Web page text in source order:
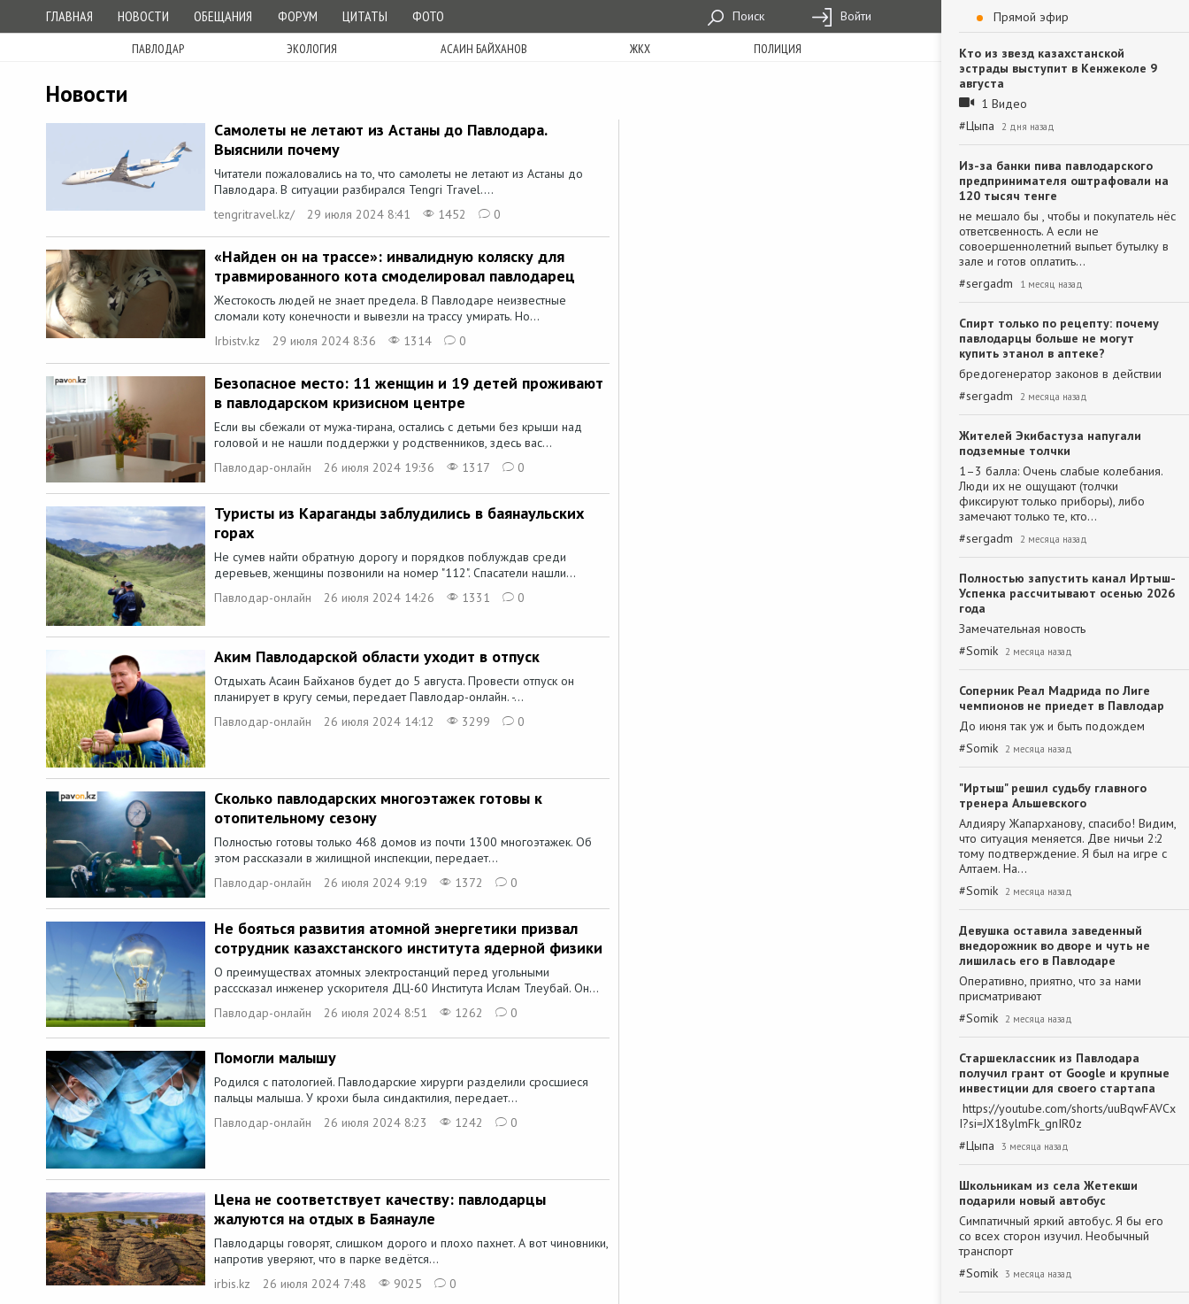
ГЛАВНАЯ НОВОСТИ ОБЕЩАНИЯ ФОРУМ ЦИТАТЫ ФОТО Поиск Войти
ПАВЛОДАР ЭКОЛОГИЯ АСАИН БАЙХАНОВ ЖКХ ПОЛИЦИЯ
Новости
Самолеты не летают из Астаны до Павлодара.
Выяснили почему
Читатели пожаловались на то, что самолеты не летают из Астаны до
Павлодара. В ситуации разбирался Tengri Travel....
tengritravel.kz/
29 июля 2024 8:41 1452 0
«Найден он на трассе»: инвалидную коляску для
травмированного кота смоделировал павлодарец
Жестокость людей не знает предела. В Павлодаре неизвестные
сломали коту конечности и вывезли на трассу умирать. Но...
Irbistv.kz
29 июля 2024 8:36 1314 0
Безопасное место: 11 женщин и 19 детей проживают
в павлодарском кризисном центре
Если вы сбежали от мужа-тирана, остались с детьми без крыши над
головой и не нашли поддержки у родственников, здесь вас...
Павлодар-онлайн
26 июля 2024 19:36 1317 0
Туристы из Караганды заблудились в баянаульских
горах
Не сумев найти обратную дорогу и порядков поблуждав среди
деревьев, женщины позвонили на номер "112". Спасатели нашли...
Павлодар-онлайн
26 июля 2024 14:26 1331 0
Аким Павлодарской области уходит в отпуск
Отдыхать Асаин Байханов будет до 5 августа. Провести отпуск он
планирует в кругу семьи, передает Павлодар-онлайн. -...
Павлодар-онлайн
26 июля 2024 14:12 3299 0
Сколько павлодарских многоэтажек готовы к
отопительному сезону
Полностью готовы только 468 домов из почти 1300 многоэтажек. Об
этом рассказали в жилищной инспекции, передает...
Павлодар-онлайн
26 июля 2024 9:19 1372 0
Не бояться развития атомной энергетики призвал
сотрудник казахстанского института ядерной физики
О преимуществах атомных электростанций перед угольными
расссказал инженер ускорителя ДЦ-60 Института Ислам Тлеубай. Он...
Павлодар-онлайн
26 июля 2024 8:51 1262 0
Помогли малышу
Родился с патологией. Павлодарские хирурги разделили сросшиеся
пальцы малыша. У крохи была синдактилия, передает...
Павлодар-онлайн
26 июля 2024 8:23 1242 0
Цена не соответствует качеству: павлодарцы
жалуются на отдых в Баянауле
Павлодарцы говорят, слишком дорого и плохо пахнет. А вот чиновники,
напротив уверяют, что в парке ведётся...
irbis.kz
26 июля 2024 7:48 9025 0
Прямой эфир
Кто из звезд казахстанской
эстрады выступит в Кенжеколе 9
августа
1 Видео
#Цыпа 2 дня назад
Из-за банки пива павлодарского
предпринимателя оштрафовали на
120 тысяч тенге
не мешало бы , чтобы и покупатель нёс
ответсвенность. А если не
совоершеннолетний выпьет бутылку в
зале и готов оплатить…
#sergadm 1 месяц назад
Спирт только по рецепту: почему
павлодарцы больше не могут
купить этанол в аптеке?
бредогенератор законов в действии
#sergadm 2 месяца назад
Жителей Экибастуза напугали
подземные толчки
1–3 балла: Очень слабые колебания.
Люди их не ощущают (толчки
фиксируют только приборы), либо
замечают только те, кто…
#sergadm 2 месяца назад
Полностью запустить канал Иртыш-
Успенка рассчитывают осенью 2026
года
Замечательная новость
#Somik 2 месяца назад
Соперник Реал Мадрида по Лиге
чемпионов не приедет в Павлодар
До июня так уж и быть подождем
#Somik 2 месяца назад
"Иртыш" решил судьбу главного
тренера Альшевского
Алдияру Жапарханову, спасибо! Видим,
что ситуация меняется. Две ничьи 2:2
тому подтверждение. Я был на игре с
Алтаем. На…
#Somik 2 месяца назад
Девушка оставила заведенный
внедорожник во дворе и чуть не
лишилась его в Павлодаре
Оперативно, приятно, что за нами
присматривают
#Somik 2 месяца назад
Старшеклассник из Павлодара
получил грант от Google и крупные
инвестиции для своего стартапа
https://youtube.com/shorts/uuBqwFAVCx
I?si=JX18ylmFk_gnIR0z
#Цыпа 3 месяца назад
Школьникам из села Жетекши
подарили новый автобус
Симпатичный яркий автобус. Я бы его
со всех сторон изучил. Необычный
транспорт
#Somik 3 месяца назад